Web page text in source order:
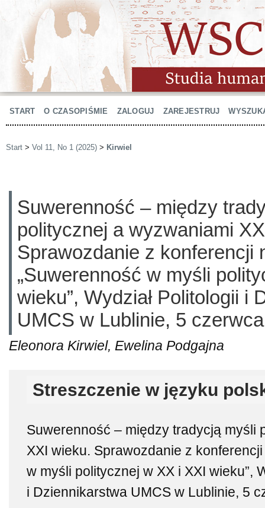
START O CZASOPIŚMIE ZALOGUJ ZAREJESTRUJ
Start > Vol 11, No 1 (2025) > Kirwiel
Suwerenność – między
politycznej a wyzwaniami
Sprawozdanie z konferencji
„Suwerenność w myśli
wieku”, Wydział Politologii i
UMCS w Lublinie, 5
Eleonora Kirwiel, Ewelina Podgajna
Streszczenie w języku
Suwerenność – między tradycją myśli
XXI wieku. Sprawozdanie z
w myśli politycznej w XX i XXI wieku”,
i Dziennikarstwa UMCS w Lublinie, 5